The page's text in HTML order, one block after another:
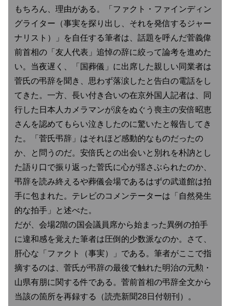
もちろん、理由がある。「ファクト・ファインディン
グライター（事実を探り出し、それを発信するジャー
ナリスト）」を自任する筆者は、話題を呼んだ菅義偉
前首相の「友人代表」追悼の辞に絞って論考を進めた
い。当夜遅く、「国葬儀」に出席した親しい同業者は
菅氏の弔辞を聞き、思わず落涙したと告白の電話をし
てきた。一方、長い付き合いの在京外国人記者は、同
行した日本人カメラマンが涙をぬぐう喪主の安倍昭恵
さんを認めてもらい泣きしたのに驚いたと報告してき
た。「菅氏弔辞」はそれほど感動的なものだったの
か、と問うのだ。安倍氏との出会いと別れを朴訥とし
た語り口で振り返った菅氏に心が揺さぶられたのか、
弔辞を読み終えるや葬儀会場であるはずの武道館は拍
手に包まれた。テレビのコメンテーターは「自然発生
的な拍手」と述べた。
だが、会場2階の国会議員席から始まった異例の拍手
に違和感を覚えた筆者は圧倒的少数派なのか。さて、
肝心な「ファクト（事実）」である。筆者がここで指
摘するのは、菅氏が弔辞の最後で触れた明治の元勲・
山県有朋に関する件である。菅前首相の弔辞全文から
当該の箇所を再録する（読売新聞28日付朝刊）。